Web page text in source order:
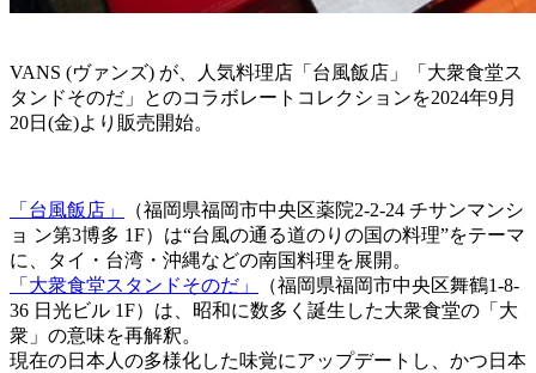
VANS (ヴァンズ) が、人気料理店「台風飯店」「大衆食堂ス
タンドそのだ」とのコラボレートコレクションを2024年9⽉
20⽇(金)より販売開始。
「台風飯店」
（福岡県福岡市中央区薬院2-2-24 チサンマンシ
ョ ン第3博多 1F）は“台風の通る道のりの国の料理”をテーマ
に、タイ・台湾・沖縄などの南国料理を展開。
「大衆食堂スタンドそのだ」
（福岡県福岡市中央区舞鶴1-8-
36 日光ビル 1F）は、昭和に数多く誕生した大衆食堂の「大
衆」の意味を再解釈。
現在の日本人の多様化した味覚にアップデートし、かつ日本